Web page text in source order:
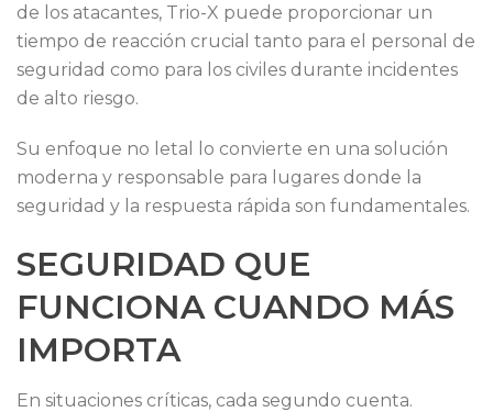
de los atacantes, Trio-X puede proporcionar un
tiempo de reacción crucial tanto para el personal de
seguridad como para los civiles durante incidentes
de alto riesgo.
Su enfoque no letal lo convierte en una solución
moderna y responsable para lugares donde la
seguridad y la respuesta rápida son fundamentales.
SEGURIDAD QUE
FUNCIONA CUANDO MÁS
IMPORTA
En situaciones críticas, cada segundo cuenta.